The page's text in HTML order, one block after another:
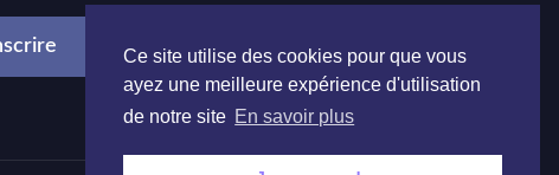
Ce site utilise des cookies pour que vous
ayez une meilleure expérience d'utilisation
de notre site En savoir plus